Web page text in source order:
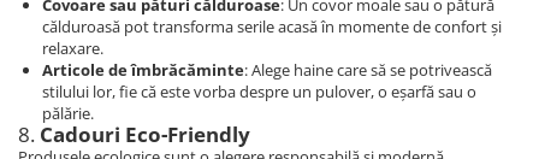
Covoare sau pături călduroase: Un covor moale sau o pătură
călduroasă pot transforma serile acasă în momente de confort și
relaxare.
Articole de îmbrăcăminte: Alege haine care să se potrivească
stilului lor, fie că este vorba despre un pulover, o eșarfă sau o
pălărie.
8. Cadouri Eco-Friendly